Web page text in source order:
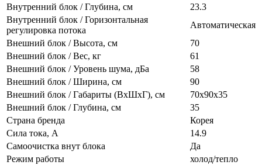
Внутренний блок / Глубина, см
23.3
Внутренний блок / Горизонтальная
регулировка потока
Автоматическая
Внешний блок / Высота, см
70
Внешний блок / Вес, кг
61
Внешний блок / Уровень шума, дБа
58
Внешний блок / Ширина, см
90
Внешний блок / Габариты (ВхШхГ), см
70х90х35
Внешний блок / Глубина, см
35
Страна бренда
Корея
Сила тока, А
14.9
Самоочистка внут блока
Да
Режим работы
холод/тепло